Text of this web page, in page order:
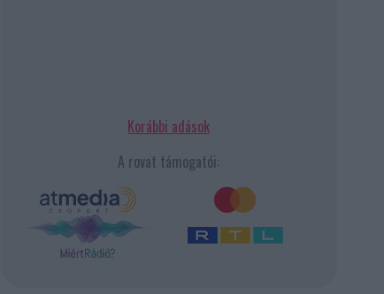
Korábbi adások
A rovat támogatói: